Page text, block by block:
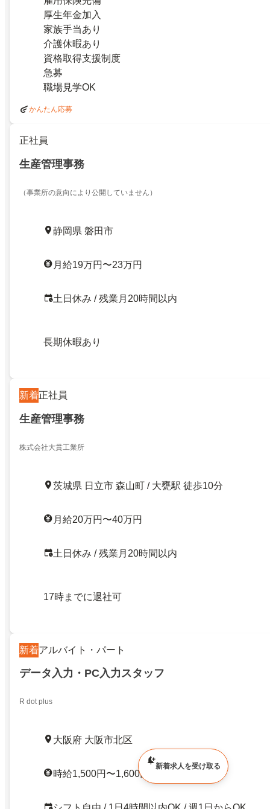
厚生年金加入
家族手当あり
介護休暇あり
資格取得支援制度
急募
職場見学OK
かんたん応募
正社員
生産管理事務
（事業所の意向により公開していません）
静岡県 磐田市
月給19万円〜23万円
土日休み / 残業月20時間以内
長期休暇あり
新着正社員
生産管理事務
株式会社大貫工業所
茨城県 日立市 森山町 / 大甕駅 徒歩10分
月給20万円〜40万円
土日休み / 残業月20時間以内
17時までに退社可
新着アルバイト・パート
データ入力・PC入力スタッフ
R dot plus
大阪府 大阪市北区
時給1,500円〜1,600円
新着求人を受け取る